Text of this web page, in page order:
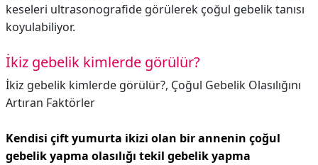
keseleri ultrasonografide görülerek çoğul gebelik tanısı
koyulabiliyor.
İkiz gebelik kimlerde görülür?
İkiz gebelik kimlerde görülür?, Çoğul Gebelik Olasılığını
Artıran Faktörler
Kendisi çift yumurta ikizi olan bir annenin çoğul
gebelik yapma olasılığı tekil gebelik yapma